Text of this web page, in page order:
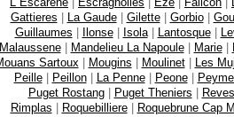
Gattieres | La Gaude| Gilette| Gorbio|
Guillaumes | Ilonse| Isola| Lantosque|
Malaussene| Mandelieu La Napoule| Marie|
Sartoux | Mougins | Moulinet| Les
Peille| Peillon| La Penne| Peone|
Puget Rostang| Puget Theniers |
Rimplas | Roquebilliere| Roquebrune Cap